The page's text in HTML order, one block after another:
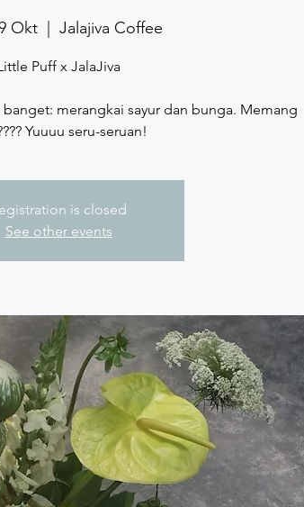
Okt Jalajiva Coffee
Puff x JalaJiva
merangkai sayur dan bunga. Memang
Yuuuu seru-seruan!
is closed
See other events